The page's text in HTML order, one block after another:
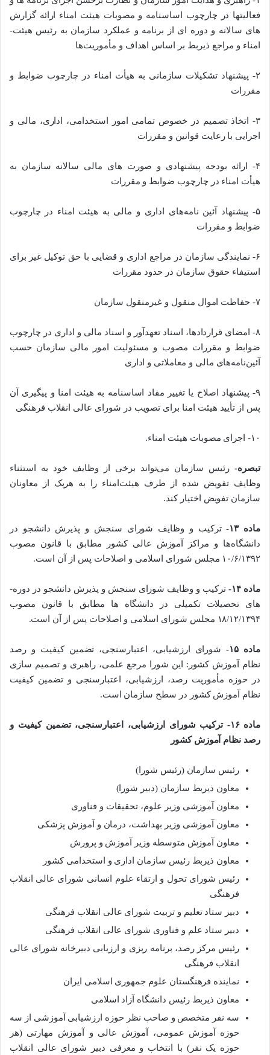
فعالیت­ها در چارچوب اساسنامه و مصوبات هیئت‌ ­امناء ارائه گزارش­‌
های سالانه ­و دوره ­ای از برنامه­ و عملکرد سازمان به­ رئیس هیئت­
امناء و مراجع­ ذی­ربط بر اساس اهداف ­و مأموریت‌ها
۲- پیشنهاد تشکیلات سازمانی به هیأت امناء در چارچوب ضوابط و
مقررات
۳- اتخاذ تصمیم در خصوص تمامی امور استخدامی، اداری، مالی و
اجرایی با رعایت قوانین و مقررات
۴- ارائه بودجه پیشنهادی و صورت ­های مالی سالانه سازمان به
هیأت ­امناء در چارچوب ضوابط و مقررات
۵- پیشنهاد آئین نامه­‌های اداری و مالی به هیئت امناء در چارچوب
ضوابط و مقررات
۶- نمایندگی سازمان در مراجع اداری و قضایی با حق توکیل غیر برای
استیفاء حقوق سازمان در حدود مقررات
۷- حفاظت اموال منقول و غیرمنقول سازمان
۸- امضای قراردادها، اسناد تعهدآور و اسناد مالی و اداری در چارچوب
ضوابط و مقررات مصوب و مسئولیت امور مالی سازمان حسب
آئین‌نامه‌های مالی و معاملاتی و اداری
۹- پیشنهاد اصلاح یا تغییر مفاد اساسنامه به هیئت­ امنا و پیگیری آن
پس از تأیید هیئت­ امنا برای تصویب در شورای عالی انقلاب فرهنگی
۱۰- اجرای مصوبات هیئت امناء.
تبصره-رئیس سازمان می­‌تواند برخی از وظایف خود به استثناء
وظایف تفویض شده از طرف هیئت­‌امناء را به هریک از معاونان
سازمان تفویض اختیار کند.
ماده ۱۳-
ترکیب و وظایف شورای سنجش و پذیرش دانشجو در
دانشگاه­‌ها و مراکز آموزش عالی کشور مطابق با قانون مصوب
۱۰/۶/۱۳۹۲ مجلس شورای اسلامی و اصلاحات پس از آن است.
ماده ۱۴-
ترکیب و وظایف شورای سنجش و پذیرش دانشجو در دوره­
های تحصیلات تکمیلی در دانشگاه ­ها مطابق با قانون مصوب
۱۸/۱۲/۱۳۹۴ مجلس شورای اسلامی و اصلاحات پس از آن است.
ماده ۱۵-
شورای ارزشیابی، اعتبارسنجی، تضمین­ کیفیت و رصد
نظام آموزش کشور: این شورا مرجع علمی، راهبری و تصمیم ­سازی
در حوزه مأموریت رصد، ارزشیابی، اعتبارسنجی و تضمین­ کیفیت
نظام آموزش کشور در سطح سازمان است.
ماده ۱۶- ترکیب شورای ارزشیابی، اعتبارسنجی، تضمین­ کیفیت و
رصد نظام آموزش کشور
رئیس سازمان (رئیس شورا)
معاون ذی­ربط سازمان (دبیر شورا)
معاون آموزشی وزیر علوم، تحقیقات و فناوری
معاون آموزشی وزیر بهداشت، درمان و آموزش پزشکی
معاون آموزش متوسطه وزیر آموزش و پرورش
معاون ذی­ربط رئیس سازمان اداری و استخدامی کشور
رئیس شورای تحول و ارتقاء علوم انسانی شورای عالی انقلاب
فرهنگی
دبیر ستاد تعلیم و تربیت شورای عالی انقلاب فرهنگی
دبیر ستاد علم و فناوری شورای عالی انقلاب فرهنگی
رئیس مرکز رصد، برنامه ریزی و ارزیابی دبیرخانه شورای عالی
انقلاب فرهنگی
نماینده فرهنگستان علوم جمهوری اسلامی ایران
معاون ذی­ربط رئیس دانشگاه آزاد اسلامی
سه نفر متخصص و صاحب­ نظر حوزه ارزشیابی آموزشی از سه
حوزه آموزش ­عمومی، آموزش ­عالی و آموزش مهارتی (هر
حوزه یک نفر) با انتخاب و معرفی دبیر شورای ­عالی انقلاب